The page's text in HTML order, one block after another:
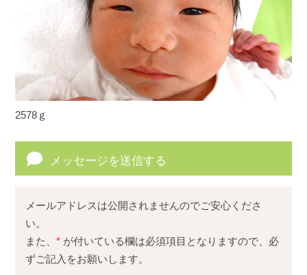
2578ｇ
メッセージを送信する
メールアドレスは公開されませんのでご安心くださ
い。
また、* が付いている欄は必須項目となりますので、必
ずご記入をお願いします。